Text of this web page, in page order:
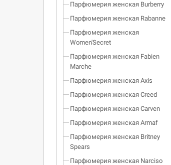
Парфюмерия женская Burberry
Парфюмерия женская Rabanne
Парфюмерия женская
Women'Secret
Парфюмерия женская Fabien
Marche
Парфюмерия женская Axis
Парфюмерия женская Creed
Парфюмерия женская Carven
Парфюмерия женская Armaf
Парфюмерия женская Britney
Spears
Парфюмерия женская Narciso